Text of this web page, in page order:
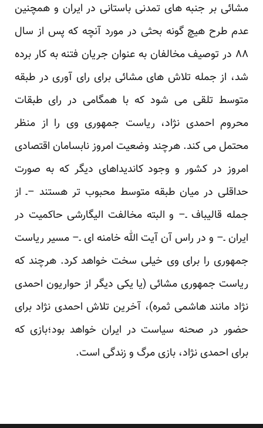
مشائی بر جنبه های تمدنی باستانی در ایران و همچنین
عدم طرح هیچ گونه بحثی در مورد آنچه که پس از سال
۸۸ در توصیف مخالفان به عنوان جریان فتنه به کار برده
شد، از جمله تلاش های مشائی برای رای آوری در طبقه
متوسط تلقی می شود که با همگامی در رای طبقات
محروم احمدی نژاد، ریاست جمهوری وی را از منظر
محتمل می کند. هرچند وضعیت امروز نابسامان اقتصادی
امروز در کشور و وجود کاندیداهای دیگر که به صورت
حداقلی در میان طبقه متوسط محبوب تر هستند –ـ از
جمله قالیباف ـ– و البته مخالفت الیگارشی حاکمیت در
ایران ـ– و در راس آن آیت الله خامنه ای ـ– مسیر ریاست
جمهوری را برای وی خیلی سخت خواهد کرد. هرچند که
ریاست جمهوری مشائی (یا یکی دیگر از حواریون احمدی
نژاد مانندهاشمی ثمره)، آخرین تلاش احمدی نژاد برای
حضور در صحنه سیاست در ایران خواهد بود؛بازی که
برای احمدی نژاد، بازی مرگ و زندگی است.